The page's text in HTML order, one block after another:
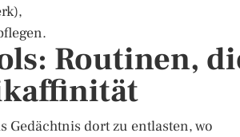
Routinen,
Gedächtnis dort zu entlasten, wo